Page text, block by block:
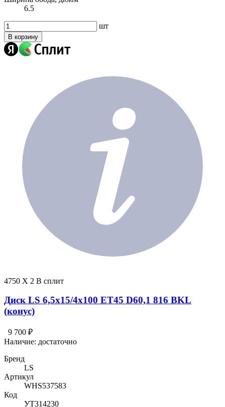
6.5
шт
В корзину
4750 X 2 В сплит
Диск LS 6,5x15/4x100 ET45 D60,1 816 BKL
(конус)
9 700 ₽
Наличие: достаточно
Бренд
LS
Артикул
WHS537583
Код
УТ314230